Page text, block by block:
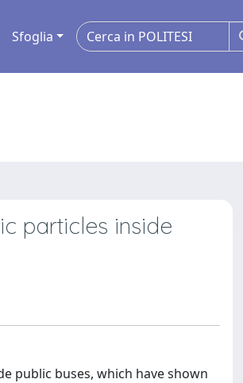
Sfoglia
particles inside
public buses, which have shown